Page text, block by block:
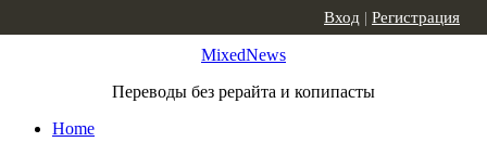
MixedNews
Переводы без рерайта и копипасты
Home
Вход | Регистрация